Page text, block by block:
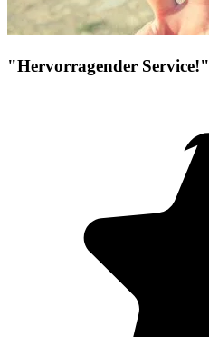
"Hervorragender Service!"